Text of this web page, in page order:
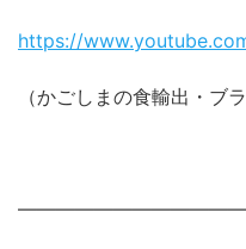
https://
（かごしまの食輸出・ブ